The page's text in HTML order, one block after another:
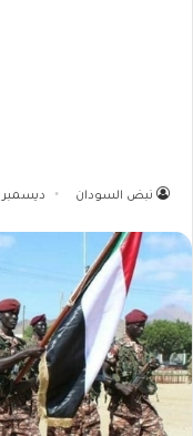
نبض السودان ديسمبر 2, 2025